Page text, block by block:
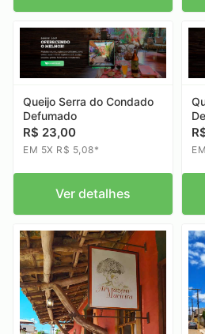
Queijo Serra do Condado
Defumado
R$ 23,00
EM 5X R$ 5,08*
Ver detalhes